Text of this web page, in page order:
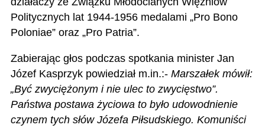
Politycznych lat 1944-1956 medalami „Pro Bono
Poloniae” oraz „Pro Patria”.
Zabierając głos podczas spotkania minister Jan
Józef Kasprzyk powiedział m.in.:- Marszałek mówił:
„Być zwyciężonym i nie ulec to zwycięstwo”.
Państwa postawa życiowa to było udowodnienie
czynem tych słów Józefa Piłsudskiego. Komuniści